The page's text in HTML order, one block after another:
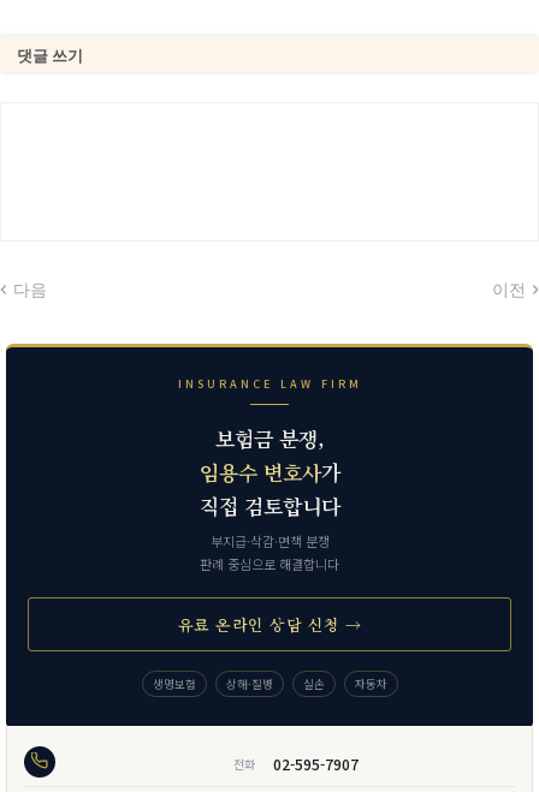
댓글 쓰기
다음 이전
INSURANCE LAW FIRM
보험금 분쟁,
임용수 변호사가
직접 검토합니다
부지급·삭감·면책 분쟁
판례 중심으로 해결합니다
유료 온라인 상담 신청 →
생명보험 상해·질병 실손 자동차
전화 02-595-7907